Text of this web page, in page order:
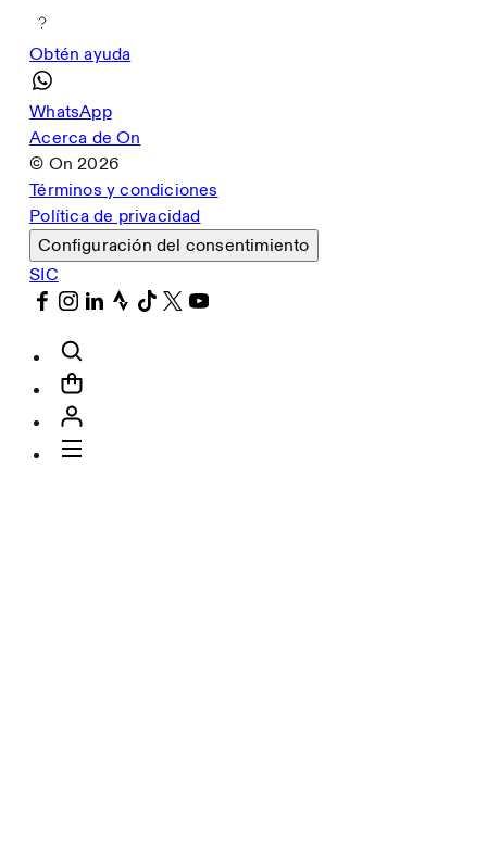
Obtén ayuda
WhatsApp
Acerca de On
© On2026
Términos y condiciones
Política de privacidad
Configuración del consentimiento
SIC